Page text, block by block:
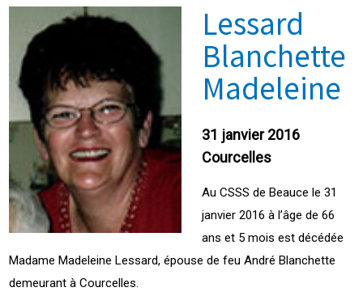
Lessard
Blanchette
Madeleine
31 janvier 2016
Courcelles
Au CSSS de Beauce le 31
janvier 2016 à l’âge de 66
ans et 5 mois est décédée
Madame Madeleine Lessard, épouse de feu André Blanchette
demeurant à Courcelles.